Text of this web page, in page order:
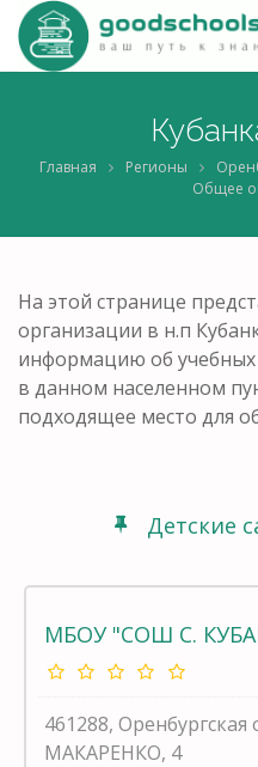
Главная Регионы
Общее
На этой странице
организации в н.п
информацию об
в данном населенном
подходящее место для
Детские
МБОУ "СОШ С.
461288, Оренбургская
МАКАРЕНКО, 4